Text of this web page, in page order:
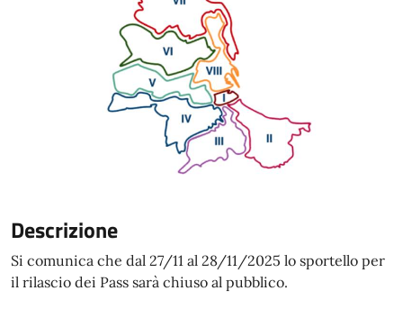
Descrizione
Si comunica che dal 27/11 al 28/11/2025 lo sportello per
il rilascio dei Pass sarà chiuso al pubblico.